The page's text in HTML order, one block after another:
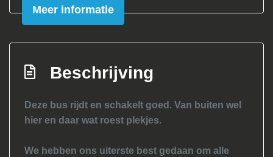
Elektrische ramen voor
Stuurbekrachtiging
Meer informatie
Beschrijving
Deze bus rijdt en schakelt goed. Van buiten wel
hier en daar wat roest plekjes.
We hebben ons uiterste best gedaan om alle